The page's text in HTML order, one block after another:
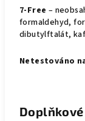
7-Free –
formaldehyd,
dibutylftalát,
Netestováno